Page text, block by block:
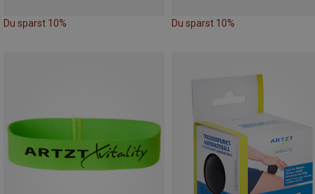
Du sparst 10% Du sparst 10%